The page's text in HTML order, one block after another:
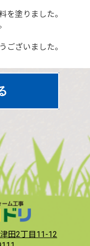
を塗りました。
ございました。
田2丁目11-12